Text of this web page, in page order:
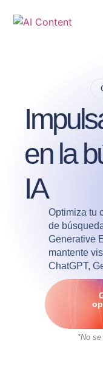
en la
IA
Optimiza tu
de
Generative
mantente
ChatGPT,
*No